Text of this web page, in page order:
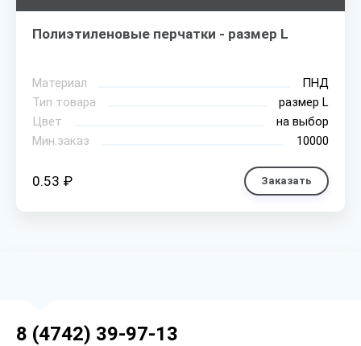
Полиэтиленовые перчатки - размер L
Материал
ПНД
Тип товара
размер L
Цвет
на выбор
Мин.заказ
10000
0.53 ₽ Заказать
8 (4742) 39-97-13